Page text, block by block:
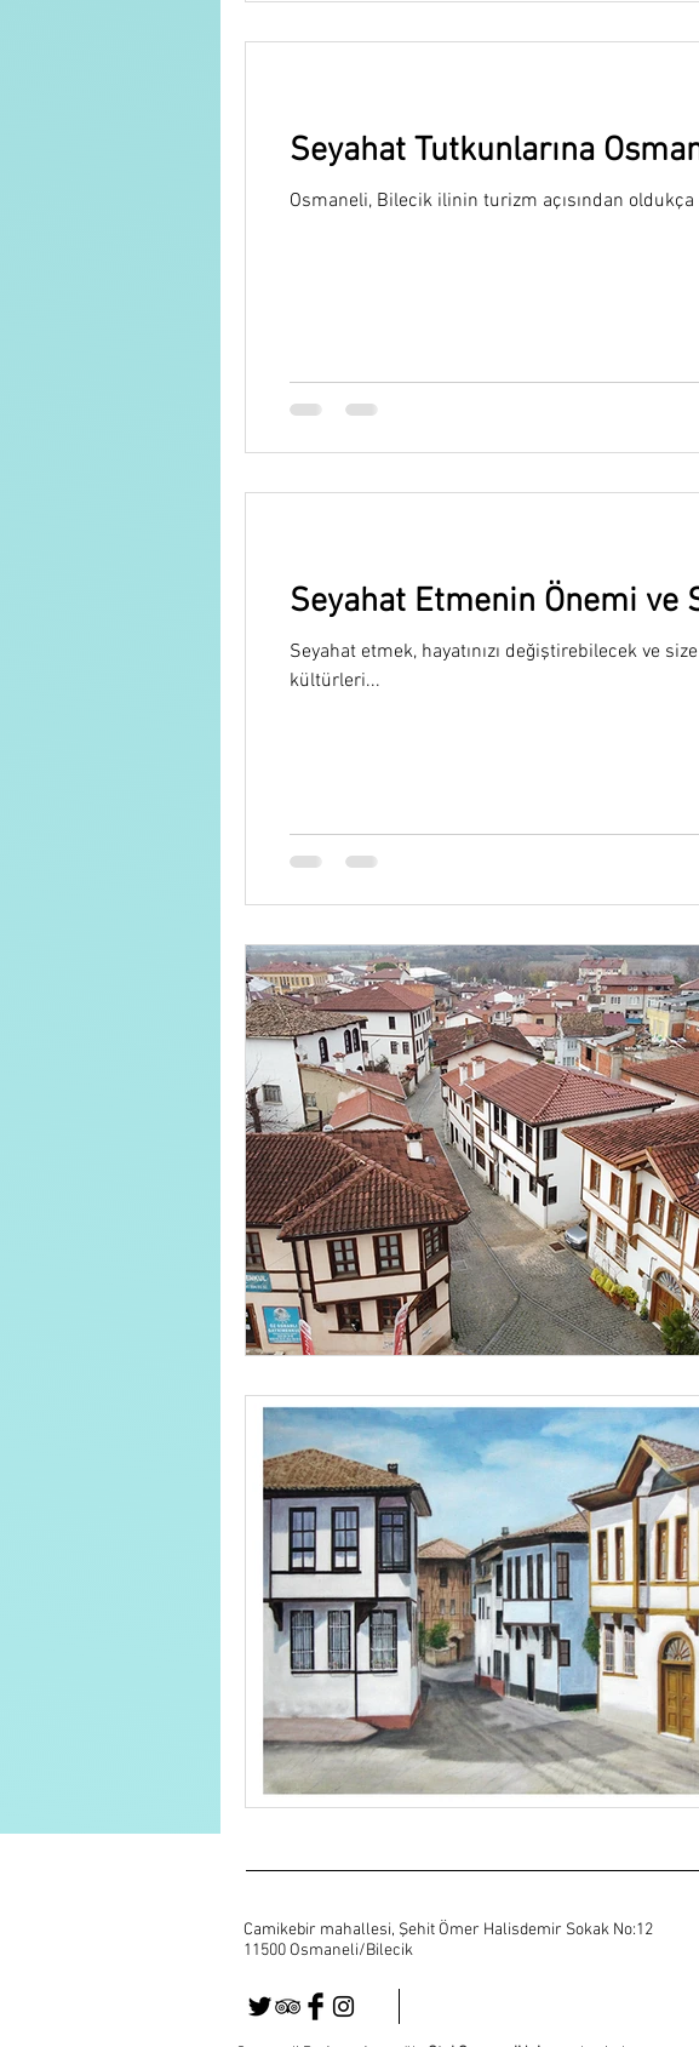
Seyahat Tutkunlarına
Osmaneli, Bilecik ilinin turizm açısından
Seyahat Etmenin Önemi ve
Seyahat etmek, hayatınızı değiştirebilecek ve
kültürleri...
Camikebir mahallesi, Şehit Ömer Halisdemir Sokak No:12
11500 Osmaneli/Bilecik